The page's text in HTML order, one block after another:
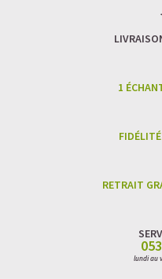
1
RETRAIT
lundi au